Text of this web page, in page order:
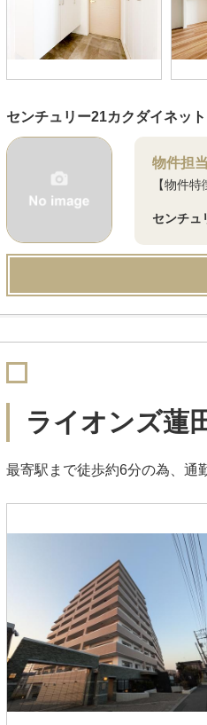
センチュリー21カクダイネッ
物件担
【物件
センチュ
ライオンズ蓮
最寄駅まで徒歩約6分の為、通